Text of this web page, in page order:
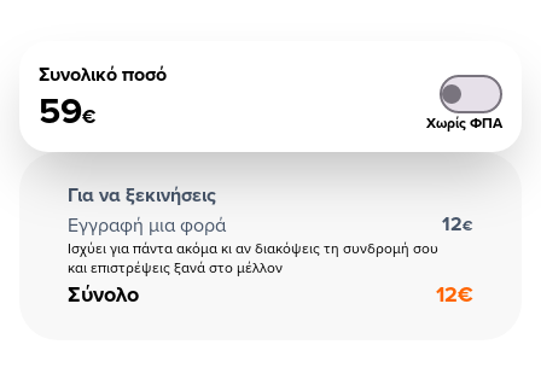
Συνολικό ποσό
59€ Χωρίς ΦΠΑ
Για να ξεκινήσεις
Εγγραφή μια φορά
Ισχύει για πάντα ακόμα κι αν διακόψεις τη συνδρομή σου
και επιστρέψεις ξανά στο μέλλον
12€
Σύνολο 12€